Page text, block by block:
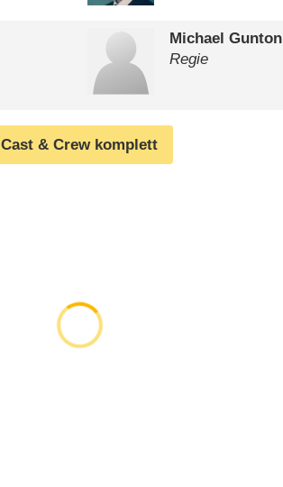
Michael Gunton
Regie
Cast & Crew komplett